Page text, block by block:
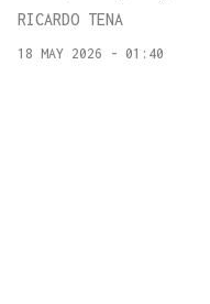
RICARDO TENA
18 MAY 2026 - 01:40